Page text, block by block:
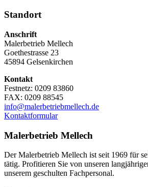
Standort
Anschrift
Malerbetrieb Mellech
Goethestrasse 23
45894 Gelsenkirchen
Kontakt
Festnetz: 0209 83860
FAX: 0209 88545
info@malerbetriebmellech.de
Kontaktformular
Malerbetrieb Mellech
Der Malerbetrieb Mellech ist seit 1969 für
tätig. Profitieren Sie von unseren
unserem geschulten Fachpersonal.